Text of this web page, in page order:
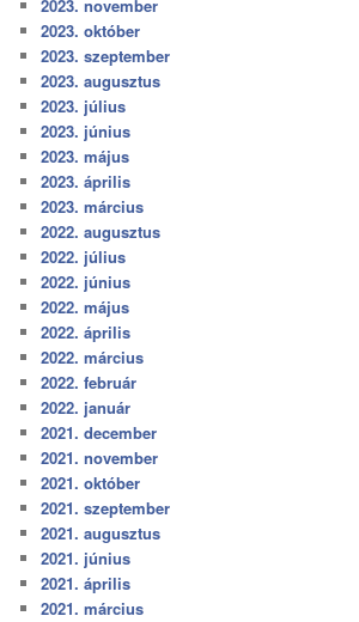
2023. november
2023. október
2023. szeptember
2023. augusztus
2023. július
2023. június
2023. május
2023. április
2023. március
2022. augusztus
2022. július
2022. június
2022. május
2022. április
2022. március
2022. február
2022. január
2021. december
2021. november
2021. október
2021. szeptember
2021. augusztus
2021. június
2021. április
2021. március